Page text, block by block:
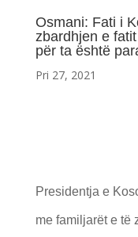
Osmani: Fati i
zbardhjen e
për ta është
Pri 27, 2021
Presidentja e
me familjarët e të